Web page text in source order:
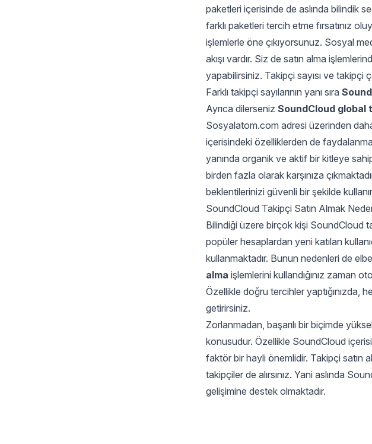
paketleri içerisinde de aslında bilindik
farklı paketleri tercih etme fırsatınız
işlemlerle öne çıkıyorsunuz. Sosyal
akışı vardır. Siz de satın alma
yapabilirsiniz. Takipçi sayısı ve takipçi
Farklı takipçi sayılarının yanı sıra
Ayrıca dilerseniz SoundCloud global
Sosyalatom.com adresi üzerinden
içerisindeki özelliklerden de
yanında organik ve aktif bir kitleye
birden fazla olarak karşınıza
beklentilerinizi güvenli bir şekilde
SoundCloud Takipçi Satın Almak
Bilindiği üzere birçok kişi SoundCloud
popüler hesaplardan yeni katılan
kullanmaktadır. Bunun nedenleri de
alma işlemlerini kullandığınız zaman
Özellikle doğru tercihler yaptığınızda,
getirirsiniz.
Zorlanmadan, başarılı bir biçimde
konusudur. Özellikle SoundCloud
faktör bir hayli önemlidir. Takipçi satın
takipçiler de alırsınız. Yani aslında
gelişimine destek olmaktadır.